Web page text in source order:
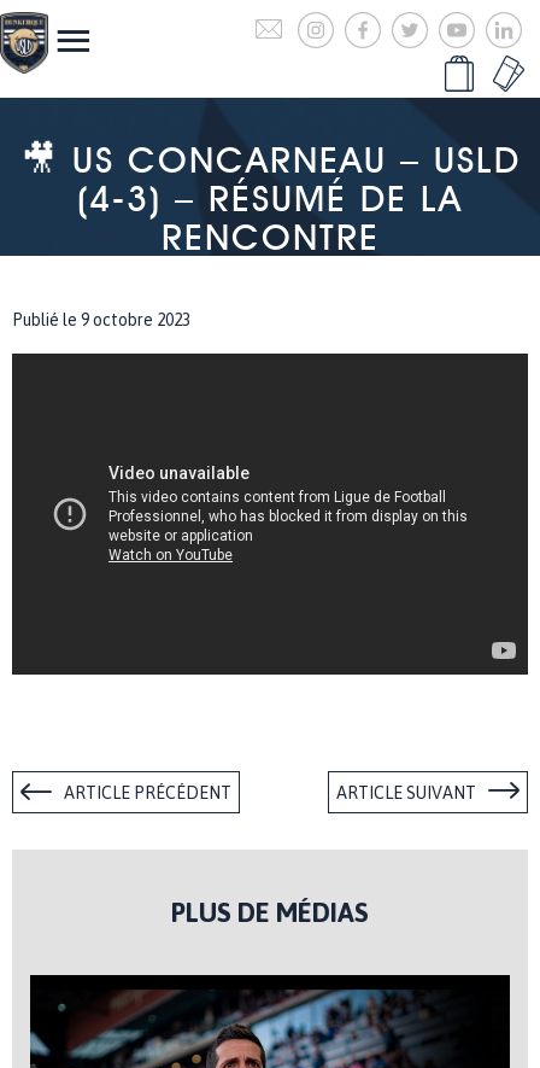
🎥 US CONCARNEAU – USLD
(4-3) – RÉSUMÉ DE LA
RENCONTRE
Publié le 9 octobre 2023
ARTICLE PRÉCÉDENT ARTICLE SUIVANT
PLUS DE MÉDIAS